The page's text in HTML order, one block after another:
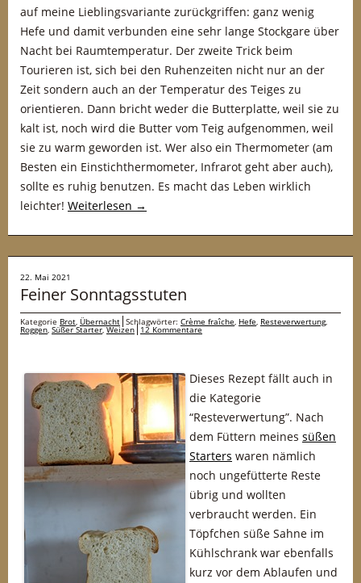
auf meine Lieblingsvariante zurückgriffen: ganz wenig
Hefe und damit verbunden eine sehr lange Stockgare über
Nacht bei Raumtemperatur. Der zweite Trick beim
Tourieren ist, sich bei den Ruhenzeiten nicht nur an der
Zeit sondern auch an der Temperatur des Teiges zu
orientieren. Dann bricht weder die Butterplatte, weil sie zu
kalt ist, noch wird die Butter vom Teig aufgenommen, weil
sie zu warm geworden ist. Wer also ein Thermometer (am
Besten ein Einstichthermometer, Infrarot geht aber auch),
sollte es ruhig benutzen. Es macht das Leben wirklich
leichter! Weiterlesen →
22. Mai 2021
Feiner Sonntagsstuten
Kategorie Brot, Übernacht Schlagwörter: Crème fraîche, Hefe, Resteverwertung,
Roggen, Süßer Starter,Weizen 12 Kommentare
Dieses Rezept fällt auch in
die Kategorie
“Resteverwertung”. Nach
dem Füttern meines süßen
Starters waren nämlich
noch ungefütterte Reste
übrig und wollten
verbraucht werden. Ein
Töpfchen süße Sahne im
Kühlschrank war ebenfalls
kurz vor dem Ablaufen und